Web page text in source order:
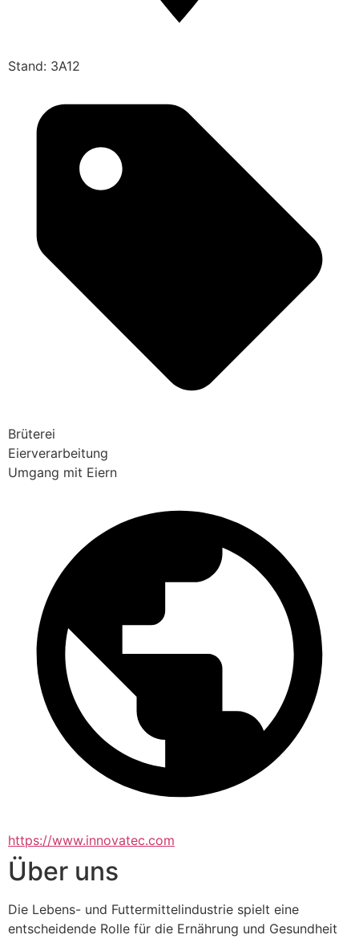
Stand: 3A12
Brüterei
Eierverarbeitung
Umgang mit Eiern
https://www.innovatec.com
Über uns
Die Lebens- und Futtermittelindustrie spielt eine
entscheidende Rolle für die Ernährung und Gesundheit